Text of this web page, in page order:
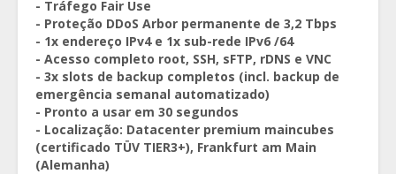
- Tráfego Fair Use
- Proteção DDoS Arbor permanente de 3,2 Tbps
- 1x endereço IPv4 e 1x sub-rede IPv6 /64
- Acesso completo root, SSH, sFTP, rDNS e VNC
- 3x slots de backup completos (incl. backup de
emergência semanal automatizado)
- Pronto a usar em 30 segundos
- Localização: Datacenter premium maincubes
(certificado TÜV TIER3+), Frankfurt am Main
(Alemanha)